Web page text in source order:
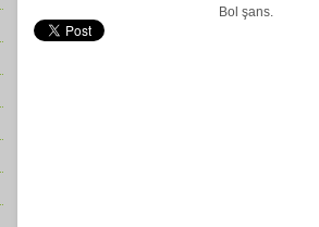
Bol şans.